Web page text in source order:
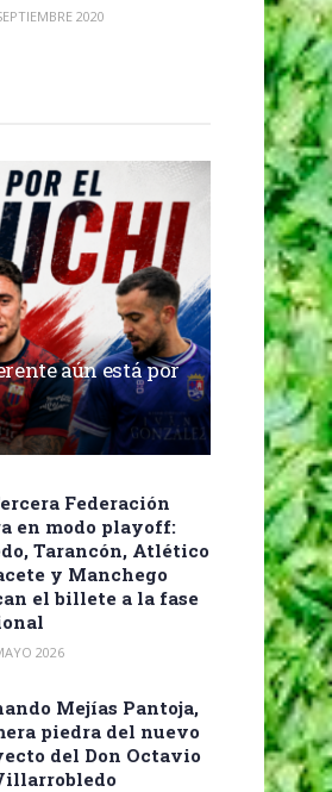
2020
aún está por
Federación
en modo playoff:
Tarancón, Atlético
y Manchego
el billete a la fase
2026
Mejías Pantoja,
piedra del nuevo
del Don Octavio